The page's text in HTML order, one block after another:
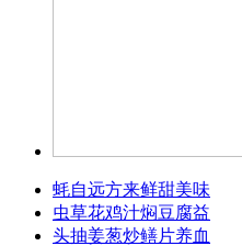
蚝自远方来鲜甜美味
虫草花鸡汁焖豆腐益
头抽姜葱炒鳝片养血